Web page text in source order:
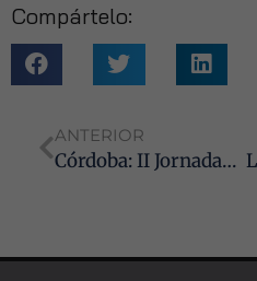
Compártelo:
ANTERIOR
Córdoba: II Jornadas Informativas-Prácticas sobre el VII Convenio Colectivo General del Sector de la Construcción